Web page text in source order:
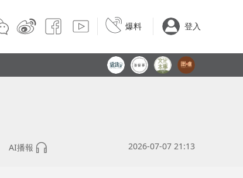
爆料 登入
AI播報 2026-07-07 21:13